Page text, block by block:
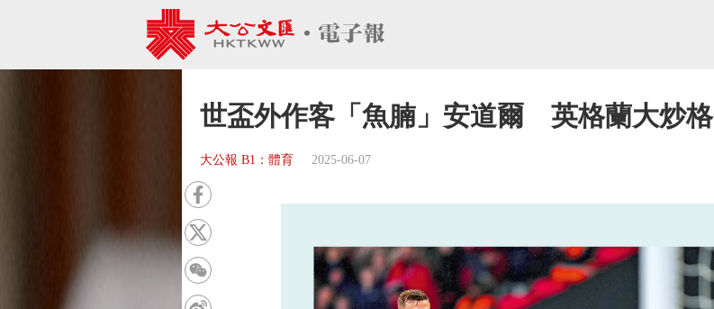
世盃外作客「魚腩」安道爾 英格蘭大炒格
大公報 B1：體育 2025-06-07